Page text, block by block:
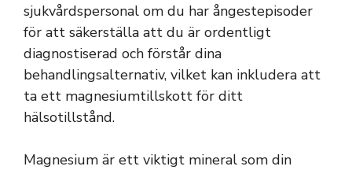
sjukvårdspersonal om du har ångestepisoder
för att säkerställa att du är ordentligt
diagnostiserad och förstår dina
behandlingsalternativ, vilket kan inkludera att
ta ett magnesiumtillskott för ditt
hälsotillstånd.
Magnesium är ett viktigt mineral som din